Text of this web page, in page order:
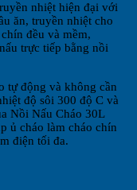
nhiệt hiện đại với
ăn, truyền nhiệt cho
đều và mềm,
trực tiếp bằng nồi
tự động và không cần
độ sôi 300 độ C và
Nồi Nấu Cháo 30L
ủ cháo làm cháo chín
điện tối đa.